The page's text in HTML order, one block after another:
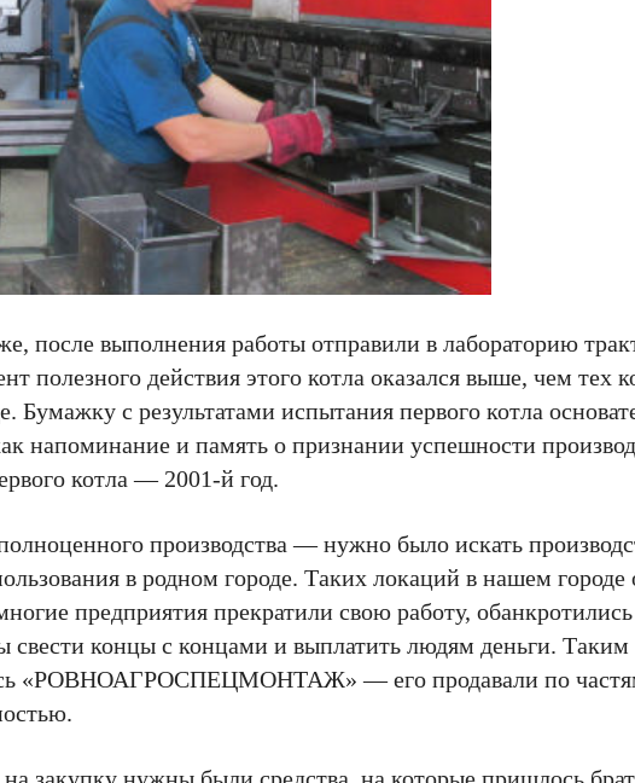
после выполнения работы отправили в лабораторию
полезного действия этого котла оказался выше, чем тех
Бумажку с результатами испытания первого котла
напоминание и память о признании успешности
котла — 2001-й год.
производства — нужно было искать
в родном городе. Таких локаций в нашем городе
предприятия прекратили свою работу,
концы с концами и выплатить людям деньги. Таким
«РОВНОАГРОСПЕЦМОНТАЖ» — его продавали по